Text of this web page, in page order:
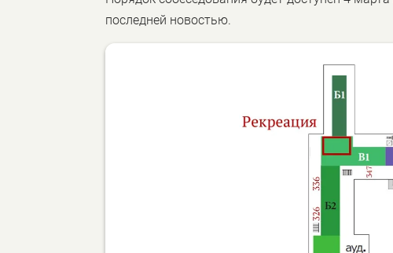
последней новостью.